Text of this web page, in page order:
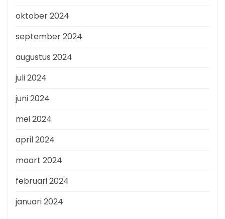
oktober 2024
september 2024
augustus 2024
juli 2024
juni 2024
mei 2024
april 2024
maart 2024
februari 2024
januari 2024